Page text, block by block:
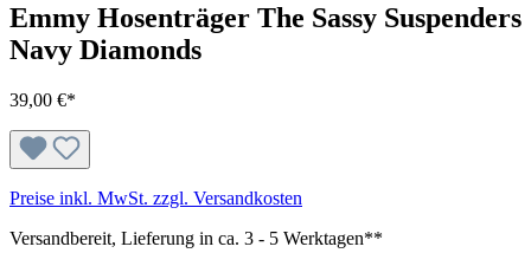
Emmy Hosenträger The Sassy Suspenders
Navy Diamonds
39,00 €*
Preise inkl. MwSt. zzgl. Versandkosten
Versandbereit, Lieferung in ca. 3 - 5 Werktagen**